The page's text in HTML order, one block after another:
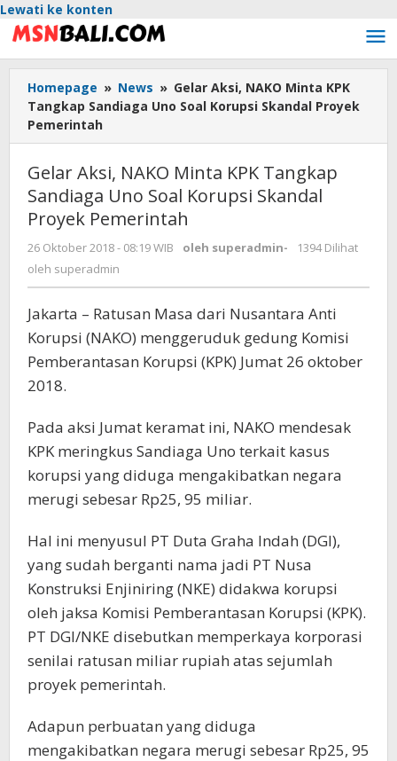
Lewati ke konten
Homepage » News » Gelar Aksi, NAKO Minta KPK
Tangkap Sandiaga Uno Soal Korupsi Skandal Proyek
Pemerintah
Gelar Aksi, NAKO Minta KPK Tangkap
Sandiaga Uno Soal Korupsi Skandal
Proyek Pemerintah
26 Oktober 2018 - 08:19 WIB oleh superadmin-
1394 Dilihat
oleh superadmin
Jakarta – Ratusan Masa dari Nusantara Anti
Korupsi (NAKO) menggeruduk gedung Komisi
Pemberantasan Korupsi (KPK) Jumat 26 oktober
2018.
Pada aksi Jumat keramat ini, NAKO mendesak
KPK meringkus Sandiaga Uno terkait kasus
korupsi yang diduga mengakibatkan negara
merugi sebesar Rp25, 95 miliar.
Hal ini menyusul PT Duta Graha Indah (DGI),
yang sudah berganti nama jadi PT Nusa
Konstruksi Enjiniring (NKE) didakwa korupsi
oleh jaksa Komisi Pemberantasan Korupsi (KPK).
PT DGI/NKE disebutkan memperkaya korporasi
senilai ratusan miliar rupiah atas sejumlah
proyek pemerintah.
Adapun perbuatan yang diduga
mengakibatkan negara merugi sebesar Rp25, 95